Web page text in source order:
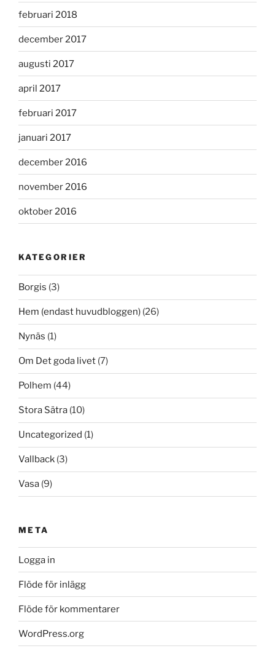
februari 2018
december 2017
augusti 2017
april 2017
februari 2017
januari 2017
december 2016
november 2016
oktober 2016
KATEGORIER
Borgis (3)
Hem (endast huvudbloggen) (26)
Nynäs (1)
Om Det goda livet (7)
Polhem (44)
Stora Sätra (10)
Uncategorized (1)
Vallback (3)
Vasa (9)
META
Logga in
Flöde för inlägg
Flöde för kommentarer
WordPress.org